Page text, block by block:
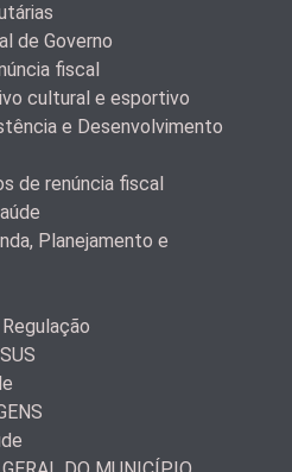
de Governo
fiscal
cultural e esportivo
e Desenvolvimento
de renúncia fiscal
Planejamento e